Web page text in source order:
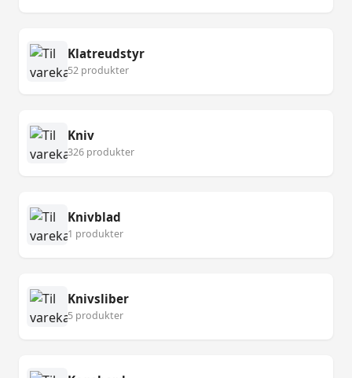
Klatreudstyr
52 produkter
Kniv
326 produkter
Knivblad
1 produkter
Knivsliber
5 produkter